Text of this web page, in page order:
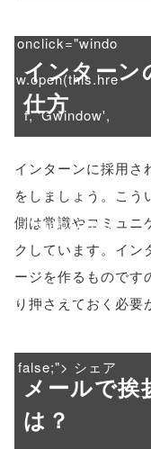
onclick="windo
w.open(this.hre
f, 'Gwindow',
height=450,
menubar=no,
toolbar=no,
scrollbars=yes'
false;"> シェア
インターン
仕方
インターンに採用さ
をしましょう。こう
側は常識やコミュニ
クしています。イン
ージを作るものです
り押さえておく必要
メールで挨
は？